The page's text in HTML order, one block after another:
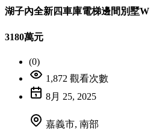
湖子內全新四車庫電梯邊間別墅W
3180萬元
(0)
1,872 觀看次數
8月 25, 2025
嘉義市, 南部